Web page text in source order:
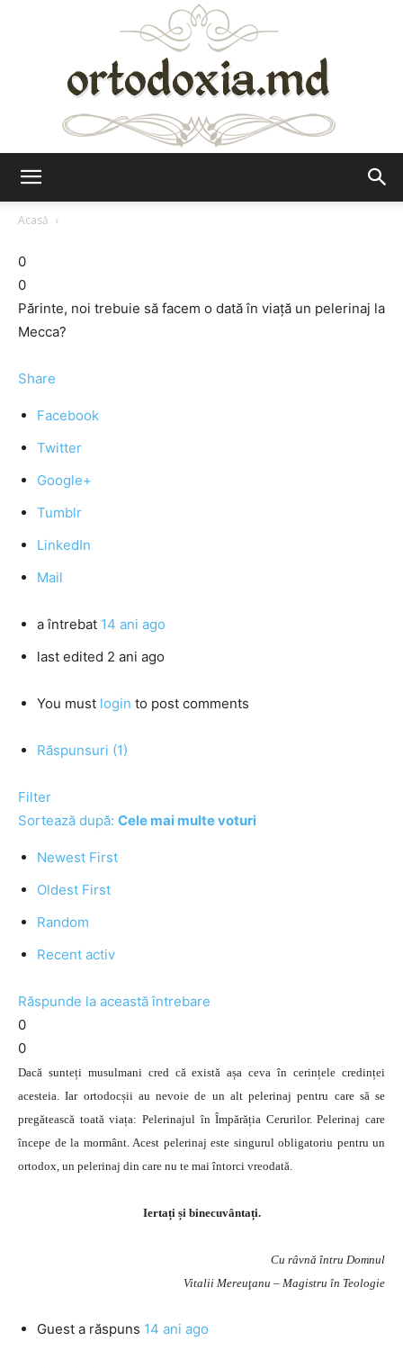
Acasă
0
0
Părinte, noi trebuie să facem o dată în viață un pelerinaj la
Mecca?
Share
Facebook
Twitter
Google+
Tumblr
LinkedIn
Mail
a întrebat 14 ani ago
last edited 2 ani ago
You must login to post comments
Răspunsuri (1)
Filter
Sortează după: Cele mai multe voturi
Newest First
Oldest First
Random
Recent activ
Răspunde la această întrebare
0
0
Dacă sunteți musulmani cred că există așa ceva în cerințele credinței
acesteia. Iar ortodocșii au nevoie de un alt pelerinaj pentru care să se
pregătească toată viața: Pelerinajul în Împărăția Cerurilor. Pelerinaj care
începe de la mormânt. Acest pelerinaj este singurul obligatoriu pentru un
ortodox, un pelerinaj din care nu te mai întorci vreodată.
Iertați și binecuvântați.
Cu râvnă întru Domnul
Vitalii Mereuţanu – Magistru în Teologie
Guest a răspuns 14 ani ago